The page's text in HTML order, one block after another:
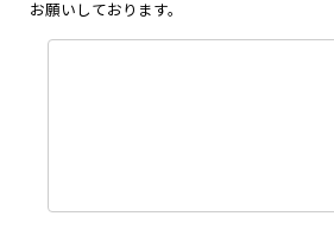
お願いしております。
等で一方向に磨いて下さい。